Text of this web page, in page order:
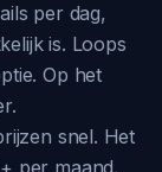
per dag,
is. Loops
Op het
snel. Het
per maand.